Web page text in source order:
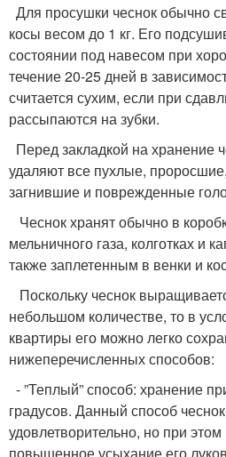
Для просушки чеснок обычно
косы весом до 1 кг. Его
состоянии под навесом при
течение 20-25 дней в
считается сухим, если при
рассыпаются на зубки.
Перед закладкой на хранение
удаляют все пухлые,
загнившие и поврежденные
Чеснок хранят обычно в
мельничного газа, колготках и
также заплетенным в венки и
Поскольку чеснок
небольшом количестве, то в
квартиры его можно легко
нижеперечисленных способов:
- ”Теплый” способ: хранение
градусов. Данный способ
удовлетворительно, но при